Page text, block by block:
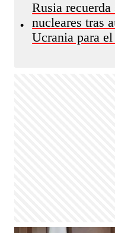
•
Rusia recuerda
nucleares tras
Ucrania para